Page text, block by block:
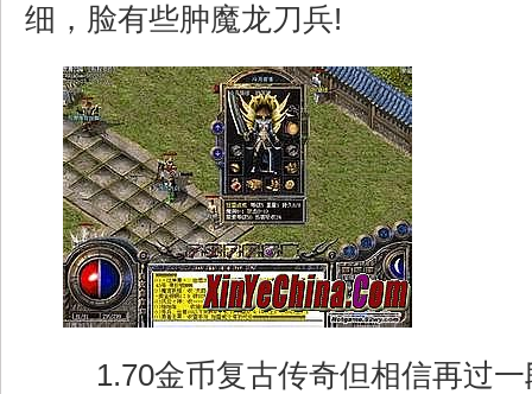
细，脸有些肿魔龙刀兵!
1.70金币复古传奇但相信再过一